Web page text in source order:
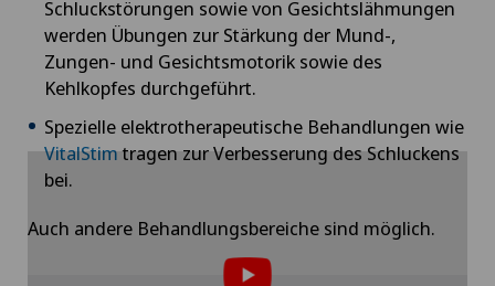
Bänderriss / Bandverletzung
Bandscheibenprothese | Künstliche
Bandscheibe
Bandscheibenvorfall
Bandscheibenvorfall Brustwirbelsäule
Schluckstörungen sowie von Gesichtslähmungen
werden Übungen zur Stärkung der Mund-,
Zungen- und Gesichtsmotorik sowie des
Kehlkopfes durchgeführt.
Spezielle elektrotherapeutische Behandlungen wie
VitalStimtragen zur Verbesserung des Schluckens
bei.
Auch andere Behandlungsbereiche sind möglich.
müssen Sie der Verwendung von Cookies
zustimmen.